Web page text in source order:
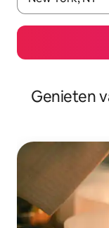
Genieten